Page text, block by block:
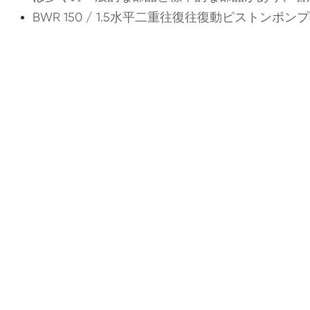
BWR 150 / 1.5水平二重往復往復動ピストンポン